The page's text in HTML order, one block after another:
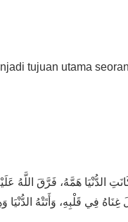
الدُّنْيَا هَمَّهُ، فَرَّقَ اللَّهُ
فِي قَلْبِهِ، وَأَتَتْهُ الدُّنْيَا